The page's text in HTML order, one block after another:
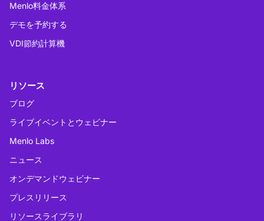
Menlo料金体系
デモを予約する
VDI節約計算機
リソース
ブログ
ライブイベントとウェビナー
Menlo Labs
ニュース
オンデマンドウェビナー
プレスリリース
リソースライブラリ